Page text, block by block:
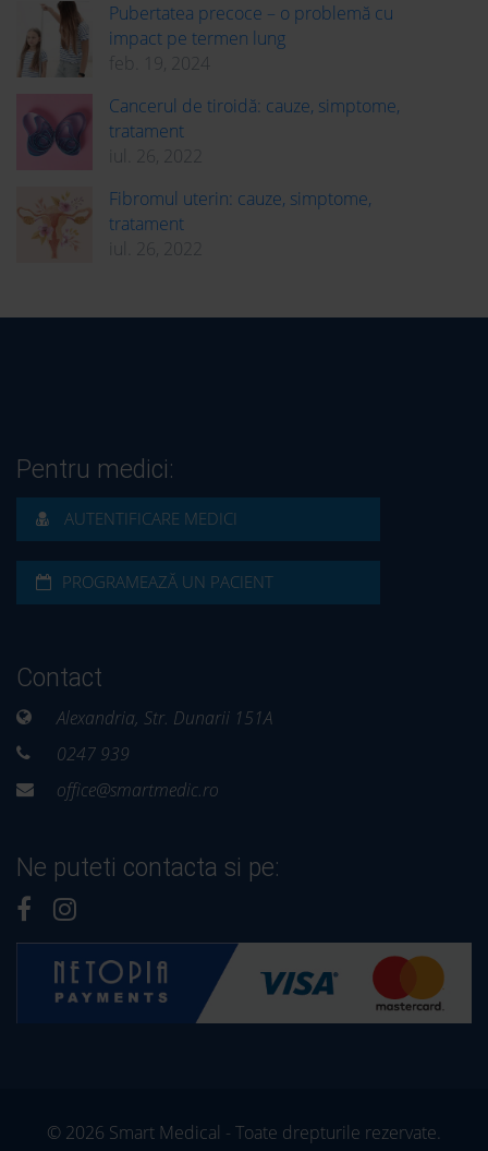
Pubertatea precoce – o problemă cu
impact pe termen lung
feb. 19, 2024
Cancerul de tiroidă: cauze, simptome,
tratament
iul. 26, 2022
Fibromul uterin: cauze, simptome,
tratament
iul. 26, 2022
Pentru medici:
AUTENTIFICARE MEDICI
PROGRAMEAZĂ UN PACIENT
Contact
Alexandria, Str. Dunarii 151A
0247 939
office@smartmedic.ro
Ne puteti contacta si pe:
© 2026 Smart Medical - Toate drepturile rezervate.